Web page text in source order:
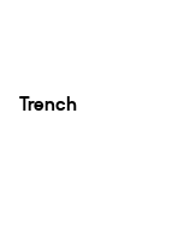
Trench